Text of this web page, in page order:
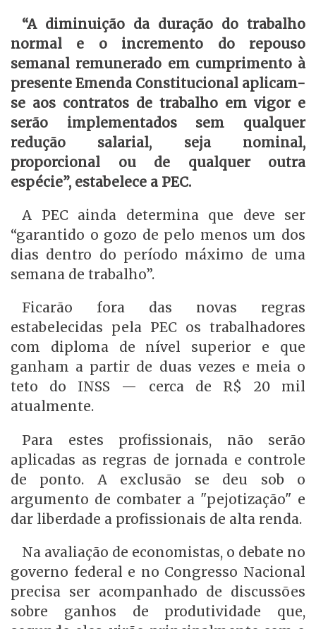
“A diminuição da duração do trabalho
normal e o incremento do repouso
semanal remunerado em cumprimento à
presente Emenda Constitucional aplicam-
se aos contratos de trabalho em vigor e
serão implementados sem qualquer
redução salarial, seja nominal,
proporcional ou de qualquer outra
espécie”, estabelece a PEC.
A PEC ainda determina que deve ser
“garantido o gozo de pelo menos um dos
dias dentro do período máximo de uma
semana de trabalho”.
Ficarão fora das novas regras
estabelecidas pela PEC os trabalhadores
com diploma de nível superior e que
ganham a partir de duas vezes e meia o
teto do INSS — cerca de R$ 20 mil
atualmente.
Para estes profissionais, não serão
aplicadas as regras de jornada e controle
de ponto. A exclusão se deu sob o
argumento de combater a "pejotização" e
dar liberdade a profissionais de alta renda.
Na avaliação de economistas, o debate no
governo federal e no Congresso Nacional
precisa ser acompanhado de discussões
sobre ganhos de produtividade que,